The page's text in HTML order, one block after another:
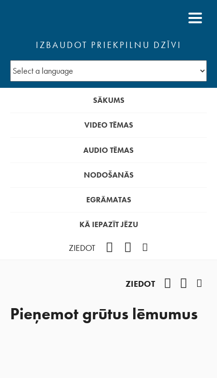
IZBAUDOT PRIEKPILNU DZĪVI
SĀKUMS
VIDEO TĒMAS
AUDIO TĒMAS
NODOŠANĀS
EGRĀMATAS
KĀ IEPAZĪT JĒZU
ZIEDOT FacebookYouTube
ZIEDOT Facebook
Pieņemot grūtus lēmumus